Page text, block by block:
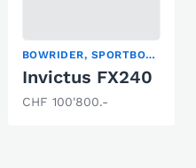
BOWRIDER, SPORTBOOT
Invictus FX240
CHF 100'800.-